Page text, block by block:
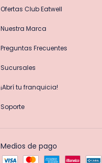
Ofertas Club Eatwell
Nuestra Marca
Preguntas Frecuentes
Sucursales
¡Abrí tu franquicia!
Soporte
Medios de pago